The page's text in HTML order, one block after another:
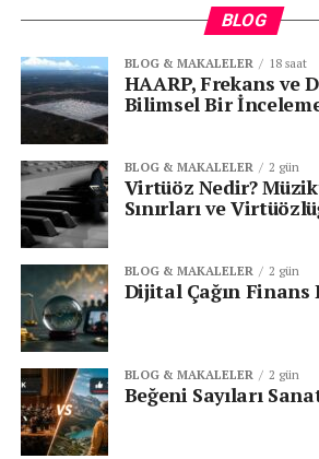
Bitcoin 15 Ayın En Yükseğini
BLOG
BLOG & MAKALELER 18 saat
HAARP, Frekans ve
Bilimsel Bir
BLOG & MAKALELER 2 gün
Virtüöz Nedir?
Sınırları ve
BLOG & MAKALELER 2 gün
Dijital Çağın
BLOG & MAKALELER 2 gün
Beğeni Sayıları